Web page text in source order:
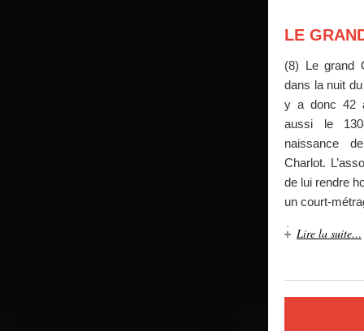
LE
(8) Le grand
dans la nuit
y a donc 42
aussi le
naissance
Charlot.
de lui rendre
un court-
Lire la suite…